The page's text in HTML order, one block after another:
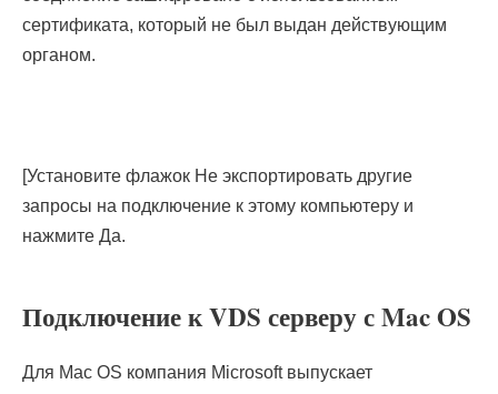
сертификата, который не был выдан действующим
органом.
[Установите флажок Не экспортировать другие
запросы на подключение к этому компьютеру и
нажмите Да.
Подключение к VDS серверу с Mac OS
Для Mac OS компания Microsoft выпускает